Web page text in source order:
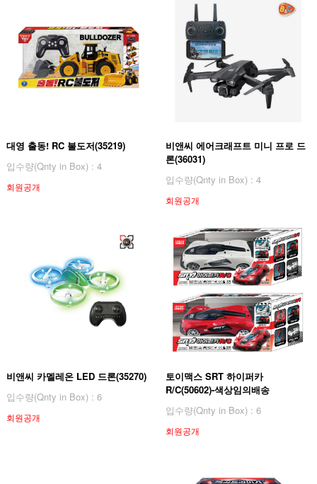
대영 출동! RC 불도저(35219)
입수량(Qnty in Box) : 4
회원공개
비앤씨 에어크래프트 미니 프로 드
론(36031)
입수량(Qnty in Box) : 4
회원공개
비앤씨 카멜레온 LED 드론(35270)
입수량(Qnty in Box) : 6
회원공개
토이맥스 SRT 하이퍼카
R/C(50602)-색상임의배송
입수량(Qnty in Box) : 6
회원공개